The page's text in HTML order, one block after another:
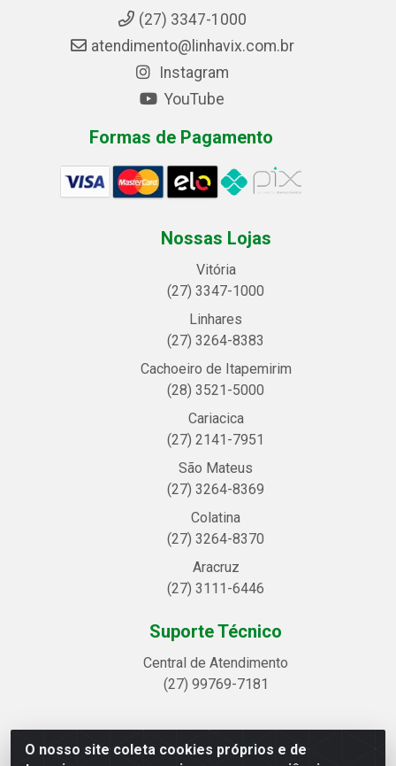
O nosso site coleta cookies próprios e de
(27) 3347-1000
atendimento@linhavix.com.br
Instagram
YouTube
Formas de Pagamento
Nossas Lojas
Vitória
(27) 3347-1000
Linhares
(27) 3264-8383
Cachoeiro de Itapemirim
(28) 3521-5000
Cariacica
(27) 2141-7951
São Mateus
(27) 3264-8369
Colatina
(27) 3264-8370
Aracruz
(27) 3111-6446
Suporte Técnico
Central de Atendimento
(27) 99769-7181
Linhavix Distribuidora LTDA - Avenida Alegre, 2521 -